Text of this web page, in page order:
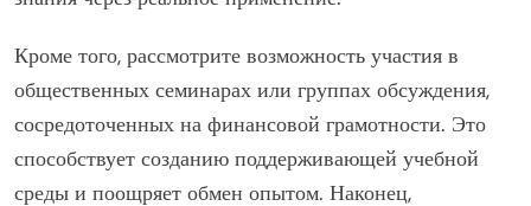
Кроме того, рассмотрите возможность участия в
общественных семинарах или группах обсуждения,
сосредоточенных на финансовой грамотности. Это
способствует созданию поддерживающей учебной
среды и поощряет обмен опытом. Наконец,